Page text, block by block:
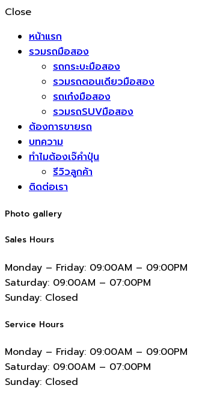
Close
หน้าแรก
รวมรถมือสอง
รถกระบะมือสอง
รวมรถตอนเดียวมือสอง
รถเก๋งมือสอง
รวมรถSUVมือสอง
ต้องการขายรถ
บทความ
ทำไมต้องเจ๊คำปุ่น
รีวิวลูกค้า
ติดต่อเรา
Photo gallery
Sales Hours
Monday – Friday: 09:00AM – 09:00PM
Saturday: 09:00AM – 07:00PM
Sunday: Closed
Service Hours
Monday – Friday: 09:00AM – 09:00PM
Saturday: 09:00AM – 07:00PM
Sunday: Closed